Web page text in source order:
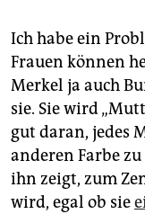
Ich habe ein
Frauen können
Merkel ja auch
sie. Sie wird
gut daran, jedes
anderen Farbe
ihn zeigt, zum
wird, egal ob sie